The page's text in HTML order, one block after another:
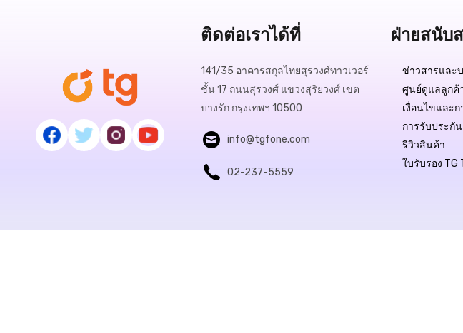
ติดต่อเราได้ที่
141/35 อาคารสกุลไทยสุรวงศ์ทาวเวอร์
ชั้น 17 ถนนสุรวงศ์ แขวงสุริยวงศ์ เขต
บางรัก กรุงเทพฯ 10500
info@tgfone.com
02-237-5559
ฝ่ายสนับ
ข่าวสารและ
ศูนย์ดูแลลูกค้
เงื่อนไขและก
การรับประกัน
รีวิวสินค้า
ใบรับรอง TG